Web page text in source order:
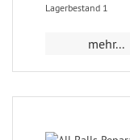
Lagerbestand 1
mehr...